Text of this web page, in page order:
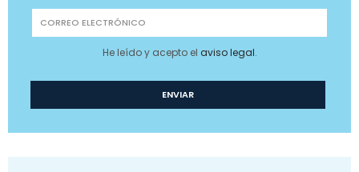
He leído y acepto el aviso legal.